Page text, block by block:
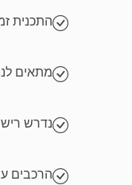
התכנית
מתאים
נדרש
הרכבים